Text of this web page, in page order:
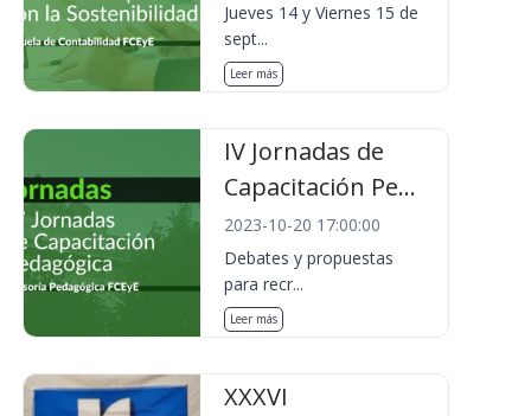
Jueves 14 y Viernes 15 de
sept...
Leer más
IV Jornadas de
Capacitación Pe...
2023-10-20 17:00:00
Debates y propuestas
para recr...
Leer más
XXXVI